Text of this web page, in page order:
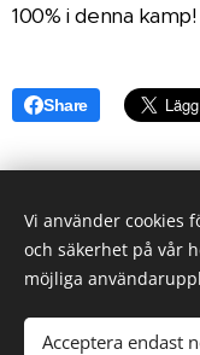
100% i denna kamp!
Share
Copyright © 2026
Vi använder cookies
och säkerhet på vår
möjliga
Acceptera endast